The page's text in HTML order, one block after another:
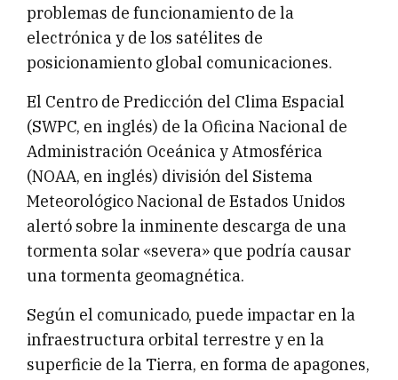
problemas de funcionamiento de la
electrónica y de los satélites de
posicionamiento global comunicaciones.
El Centro de Predicción del Clima Espacial
(SWPC, en inglés) de la Oficina Nacional de
Administración Oceánica y Atmosférica
(NOAA, en inglés) división del Sistema
Meteorológico Nacional de Estados Unidos
alertó sobre la inminente descarga de una
tormenta solar «severa» que podría causar
una tormenta geomagnética.
Según el comunicado, puede impactar en la
infraestructura orbital terrestre y en la
superficie de la Tierra, en forma de apagones,